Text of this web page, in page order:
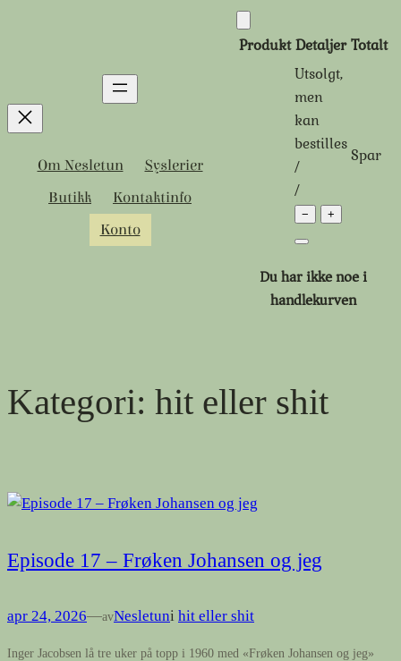
Om Nesletun
Syslerier
Butikk
Kontaktinfo
Konto
Produkter
handlekurven
Produkt Detaljer Totalt
Utsolgt,
men
kan
bestilles
Tidligere
pris:
Rabattert
pris:
/
/
− +
Spar
Du har ikke noe i
handlekurven
Kategori: hit eller shit
Episode 17 – Frøken Johansen og jeg
apr 24, 2026—avNesletuni hit eller shit
Inger Jacobsen lå tre uker på topp i 1960 med «Frøken Johansen og jeg»